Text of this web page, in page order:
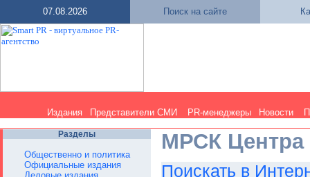
07.08.2026 Поиск на сайте
Издания Представители СМИ PR-менеджеры Новости
Разделы
Общественно и политика
Официальные издания
МРСК Центра
Поискать в